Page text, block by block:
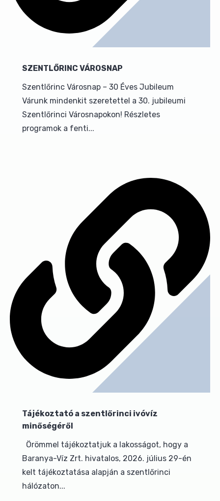
SZENTLŐRINC VÁROSNAP
Szentlőrinc Városnap – 30 Éves Jubileum
Várunk mindenkit szeretettel a 30. jubileumi
Szentlőrinci Városnapokon! Részletes
programok a fenti...
Tájékoztató a szentlőrinci ivóvíz
minőségéről
Örömmel tájékoztatjuk a lakosságot, hogy a
Baranya-Víz Zrt. hivatalos, 2026. július 29-én
kelt tájékoztatása alapján a szentlőrinci
hálózaton...